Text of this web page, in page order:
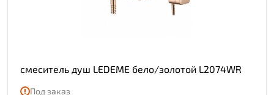
смеситель душ LEDEME бело/золотой L2074WR
Под заказ